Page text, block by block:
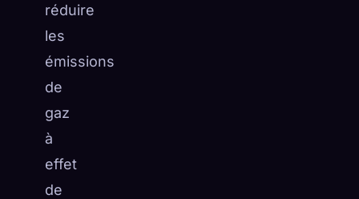
réduire
les
émissions
de
gaz
à
effet
de